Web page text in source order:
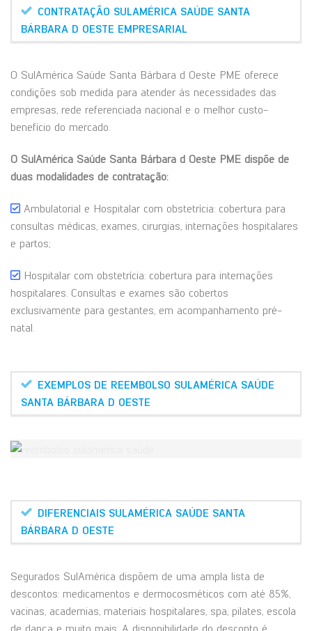
CONTRATAÇÃO SULAMÉRICA SAÚDE SANTA
BÁRBARA D OESTE EMPRESARIAL
O SulAmérica Saúde Santa Bárbara d Oeste PME oferece
condições sob medida para atender às necessidades das
empresas, rede referenciada nacional e o melhor custo-
benefício do mercado.
O SulAmérica Saúde Santa Bárbara d Oeste PME dispõe de
duas modalidades de contratação:
Ambulatorial e Hospitalar com obstetrícia: cobertura para
consultas médicas, exames, cirurgias, internações hospitalares
e partos;
Hospitalar com obstetrícia: cobertura para internações
hospitalares. Consultas e exames são cobertos
exclusivamente para gestantes, em acompanhamento pré-
natal.
EXEMPLOS DE REEMBOLSO SULAMÉRICA SAÚDE
SANTA BÁRBARA D OESTE
DIFERENCIAIS SULAMÉRICA SAÚDE SANTA
BÁRBARA D OESTE
Segurados SulAmérica dispõem de uma ampla lista de
descontos: medicamentos e dermocosméticos com até 85%,
vacinas, academias, materiais hospitalares, spa, pilates, escola